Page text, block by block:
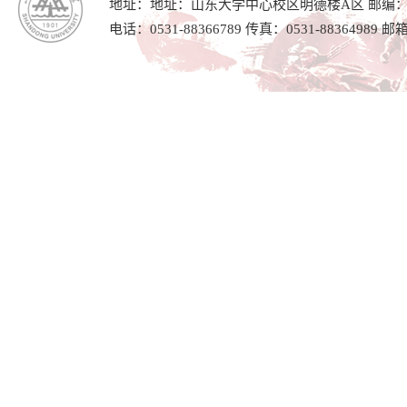
地址：地址：山东大学中心校区明德楼A区 邮编
电话：0531-88366789 传真：0531-88364989 邮